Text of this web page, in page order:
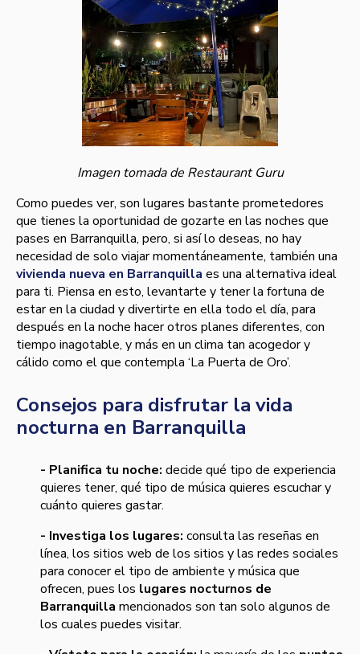
Imagen tomada de Restaurant Guru
Como puedes ver, son lugares bastante prometedores
que tienes la oportunidad de gozarte en las noches que
pases en Barranquilla, pero, si así lo deseas, no hay
necesidad de solo viajar momentáneamente, también una
vivienda nueva en Barranquilla es una alternativa ideal
para ti. Piensa en esto, levantarte y tener la fortuna de
estar en la ciudad y divertirte en ella todo el día, para
después en la noche hacer otros planes diferentes, con
tiempo inagotable, y más en un clima tan acogedor y
cálido como el que contempla ‘La Puerta de Oro’.
Consejos para disfrutar la vida
nocturna en Barranquilla
- Planifica tu noche: decide qué tipo de experiencia
quieres tener, qué tipo de música quieres escuchar y
cuánto quieres gastar.
- Investiga los lugares: consulta las reseñas en
línea, los sitios web de los sitios y las redes sociales
para conocer el tipo de ambiente y música que
ofrecen, pues los lugares nocturnos de
Barranquilla mencionados son tan solo algunos de
los cuales puedes visitar.